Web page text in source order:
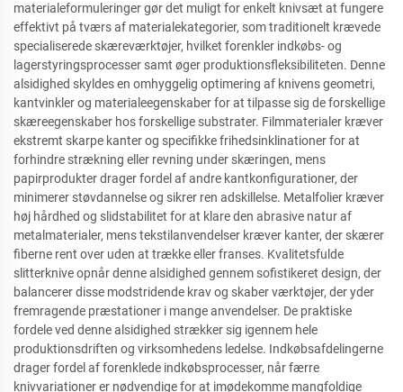
materialeformuleringer gør det muligt for enkelt knivsæt at fungere
effektivt på tværs af materialekategorier, som traditionelt krævede
specialiserede skæreværktøjer, hvilket forenkler indkøbs- og
lagerstyringsprocesser samt øger produktionsfleksibiliteten. Denne
alsidighed skyldes en omhyggelig optimering af knivens geometri,
kantvinkler og materialeegenskaber for at tilpasse sig de forskellige
skæreegenskaber hos forskellige substrater. Filmmaterialer kræver
ekstremt skarpe kanter og specifikke frihedsinklinationer for at
forhindre strækning eller revning under skæringen, mens
papirprodukter drager fordel af andre kantkonfigurationer, der
minimerer støvdannelse og sikrer ren adskillelse. Metalfolier kræver
høj hårdhed og slidstabilitet for at klare den abrasive natur af
metalmaterialer, mens tekstilanvendelser kræver kanter, der skærer
fiberne rent over uden at trække eller franses. Kvalitetsfulde
slitterknive opnår denne alsidighed gennem sofistikeret design, der
balancerer disse modstridende krav og skaber værktøjer, der yder
fremragende præstationer i mange anvendelser. De praktiske
fordele ved denne alsidighed strækker sig igennem hele
produktionsdriften og virksomhedens ledelse. Indkøbsafdelingerne
drager fordel af forenklede indkøbsprocesser, når færre
knivvariationer er nødvendige for at imødekomme mangfoldige